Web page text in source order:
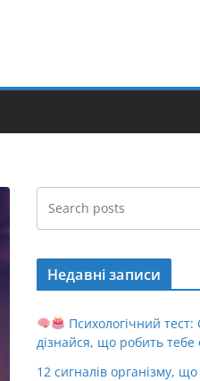
Недавні записи
Психологічний
дізнайся, що робить
12 сигналів організму,